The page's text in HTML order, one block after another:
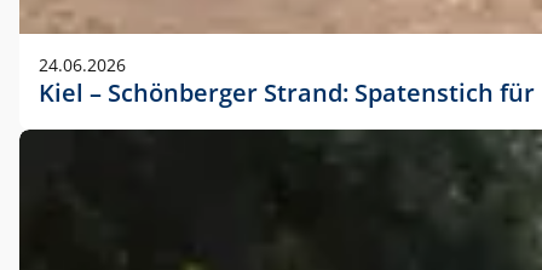
24.06.2026
Kiel – Schönberger Strand: Spatenstich